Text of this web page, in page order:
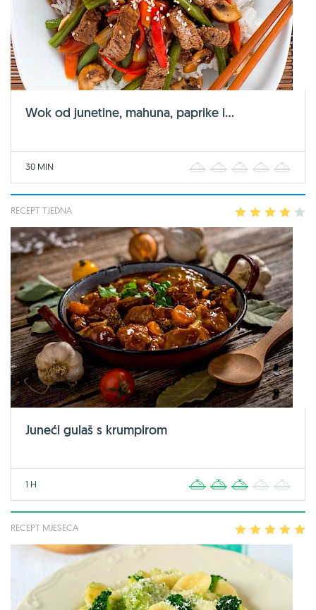
Wok od junetine, mahuna, paprike i...
30 MIN 2 3 4
RECEPT TJEDNA 2 3 4
Juneći gulaš s krumpirom
1 H 2 3 4
RECEPT MJESECA 2 3 4